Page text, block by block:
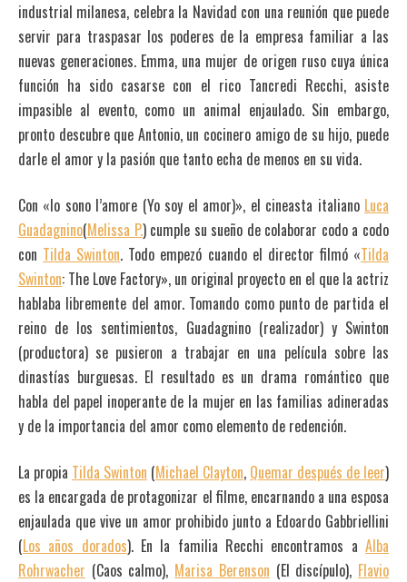
industrial milanesa, celebra la Navidad con una reunión que puede
servir para traspasar los poderes de la empresa familiar a las
nuevas generaciones. Emma, una mujer de origen ruso cuya única
función ha sido casarse con el rico Tancredi Recchi, asiste
impasible al evento, como un animal enjaulado. Sin embargo,
pronto descubre que Antonio, un cocinero amigo de su hijo, puede
darle el amor y la pasión que tanto echa de menos en su vida.
Con «Io sono l’amore (Yo soy el amor)», el cineasta italiano Luca
Guadagnino(Melissa P.) cumple su sueño de colaborar codo a codo
con Tilda Swinton. Todo empezó cuando el director filmó «Tilda
Swinton: The Love Factory», un original proyecto en el que la actriz
hablaba libremente del amor. Tomando como punto de partida el
reino de los sentimientos, Guadagnino (realizador) y Swinton
(productora) se pusieron a trabajar en una película sobre las
dinastías burguesas. El resultado es un drama romántico que
habla del papel inoperante de la mujer en las familias adineradas
y de la importancia del amor como elemento de redención.
La propia Tilda Swinton (Michael Clayton, Quemar después de leer)
es la encargada de protagonizar el filme, encarnando a una esposa
enjaulada que vive un amor prohibido junto a Edoardo Gabbriellini
(Los años dorados). En la familia Recchi encontramos aAlba
Rohrwacher (Caos calmo), Marisa Berenson (El discípulo), Flavio